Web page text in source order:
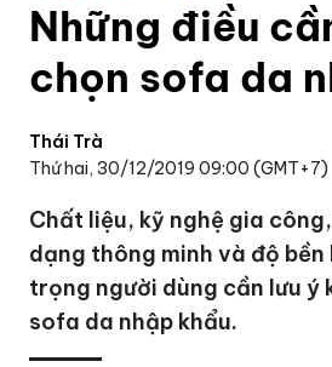
Những điều
chọn sofa da
Thái Trà
Thứ hai, 30/12/2019 09:00 (GMT+7)
Chất liệu, kỹ nghệ gia
dạng thông minh và độ
trọng người dùng cần lưu ý
sofa da nhập khẩu.